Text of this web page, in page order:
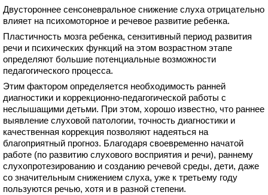
Двустороннее сенсоневральное снижение слуха отрицательно
влияет на психомоторное и речевое развитие ребенка.
Пластичность мозга ребенка, сензитивный период развития
речи и психических функций на этом возрастном этапе
определяют большие потенциальные возможности
педагогического процесса.
Этим фактором определяется необходимость ранней
диагностики и коррекционно-педагогической работы с
неслышащими детьми. При этом, хорошо известно, что раннее
выявление слуховой патологии, точность диагностики и
качественная коррекция позволяют надеяться на
благоприятный прогноз. Благодаря своевременно начатой
работе (по развитию слухового восприятия и речи), раннему
слухопротезированию и созданию речевой среды, дети, даже
со значительным снижением слуха, уже к третьему году
пользуются речью, хотя и в разной степени.